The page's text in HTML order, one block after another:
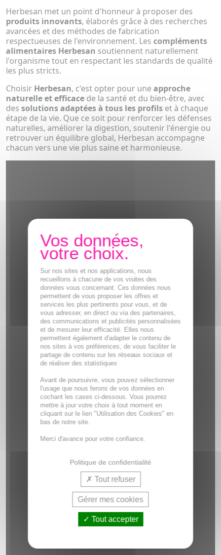
Herbesan met un point d'honneur à proposer des
produits innovants, élaborés grâce à des recherches
avancées et des méthodes de fabrication
respectueuses de l'environnement. Les compléments
alimentaires Herbesan soutiennent naturellement
l'organisme tout en respectant les standards de qualité
les plus stricts.
Choisir Herbesan, c'est opter pour une approche
naturelle et efficace de la santé et du bien-être, avec
des solutions adaptées à tous les profils et à chaque
étape de la vie. Que ce soit pour renforcer les défenses
naturelles, améliorer la digestion, soutenir l'énergie ou
retrouver un équilibre global, Herbesan accompagne
chacun vers une vie plus saine et harmonieuse.
Sur nos sites et nos applications, nous
recueillons à chacune de vos visites des
données vous concernant. Ces données nous
permettent de vous proposer les offres et
services les plus pertinents pour vous, et de
vous adresser, en direct ou via des partenaires,
des communications et publicités personnalisées
et de mesurer leur efficacité. Elles nous
permettent également d'adapter le contenu de
nos sites à vos préférences, de vous faciliter le
partage de contenu sur les réseaux sociaux et
de réaliser des statistiques
Avant de poursuivre, vous pouvez sélectionner
l'usage que nous ferons de vos données en
cochant les cases ci-dessous. Vous pourrez
mettre à jour votre choix à tout moment en
cliquant sur le lien "Utilisation des Cookies" en
bas de notre site.
Merci d'avance pour votre confiance.
Politique de confidentialité
Tout refuser
Gérer mes cookies
Tout accepter